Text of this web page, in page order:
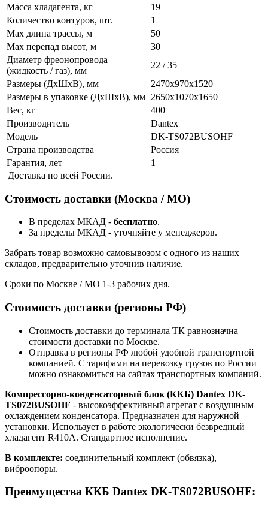
Масса хладагента, кг
19
Количество контуров, шт.
1
Max длина трассы, м
50
Max перепад высот, м
30
Диаметр фреонопровода
(жидкость / газ), мм
22 / 35
Размеры (ДхШхВ), мм
2470х970х1520
Размеры в упаковке (ДхШхВ), мм 2650х1070х1650
Вес, кг
400
Производитель
Dantex
Модель
DK-TS072BUSOHF
Страна производства
Россия
Гарантия, лет
1
Доставка по всей России.
Стоимость доставки (Москва / МО)
В пределах МКАД - бесплатно.
За пределы МКАД - уточняйте у менеджеров.
Забрать товар возможно самовывозом с одного из наших
складов, предварительно уточнив наличие.
Сроки по Москве / МО 1-3 рабочих дня.
Стоимость доставки (регионы РФ)
Стоимость доставки до терминала ТК равнозначна
стоимости доставки по Москве.
Отправка в регионы РФ любой удобной транспортной
компанией. С тарифами на перевозку грузов по России
можно ознакомиться на сайтах транспортных компаний.
Компрессорно-конденсаторный блок (ККБ) Dantex DK-
TS072BUSOHF - высокоэффективный агрегат с воздушным
охлаждением конденсатора. Предназначен для наружной
установки. Использует в работе экологически безвредный
хладагент R410A. Стандартное исполнение.
В комплекте: соединительный комплект (обвязка),
виброопоры.
Преимущества ККБ Dantex DK-TS072BUSOHF: